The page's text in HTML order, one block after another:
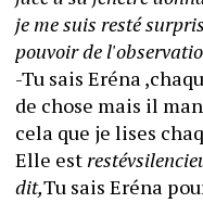
je me suis resté
pouvoir de
-Tu sais Eréna
de chose mais il
cela que je lises
Elle est
dit,Tu sais Eréna